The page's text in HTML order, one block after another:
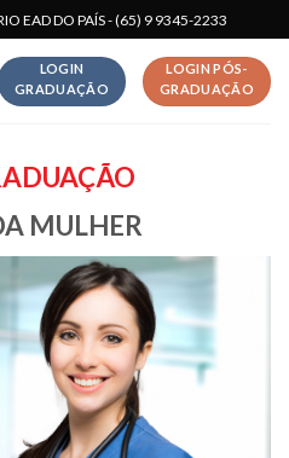
EAD DO PAÍS - (65) 9 9345-2233
LOGIN
GRADUAÇÃO
LOGIN PÓS-
GRADUAÇÃO
MULHER